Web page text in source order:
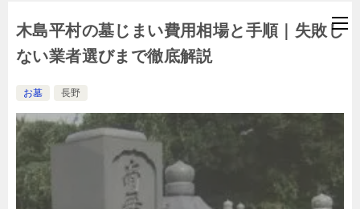
木島平村の墓じまい費用相場と手順｜失敗し
ない業者選びまで徹底解説
お墓 長野